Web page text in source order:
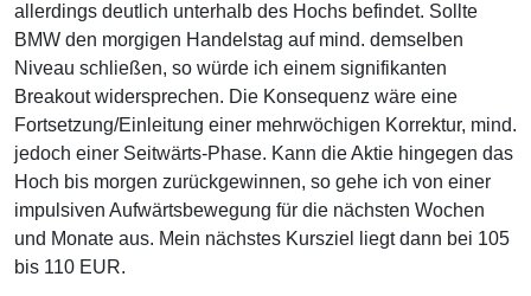
allerdings deutlich unterhalb des Hochs befindet. Sollte
BMW den morgigen Handelstag auf mind. demselben
Niveau schließen, so würde ich einem signifikanten
Breakout widersprechen. Die Konsequenz wäre eine
Fortsetzung/Einleitung einer mehrwöchigen Korrektur, mind.
jedoch einer Seitwärts-Phase. Kann die Aktie hingegen das
Hoch bis morgen zurückgewinnen, so gehe ich von einer
impulsiven Aufwärtsbewegung für die nächsten Wochen
und Monate aus. Mein nächstes Kursziel liegt dann bei 105
bis 110 EUR.